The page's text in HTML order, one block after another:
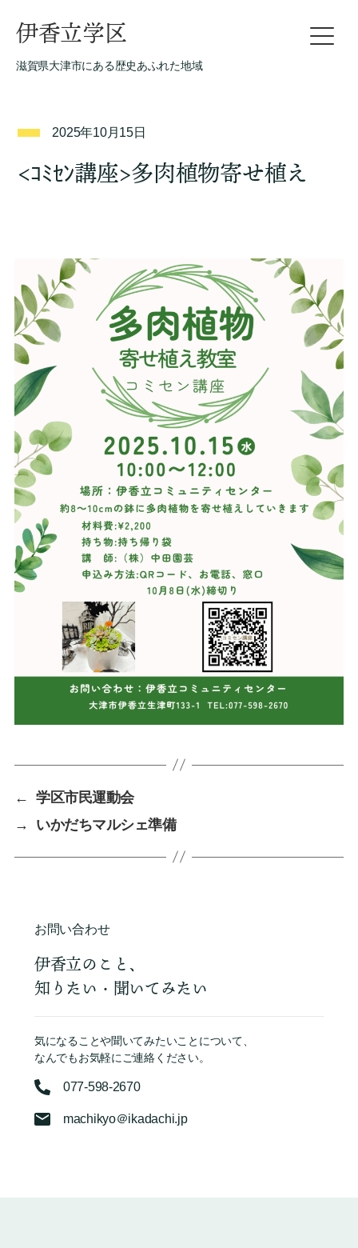
伊香立学区
滋賀県大津市にある歴史あふれた地域
2025年10月15日
<ｺﾐｾﾝ講座>多肉植物寄せ植え
←
学区市民運動会
→
いかだちマルシェ準備
お問い合わせ
伊香立のこと、
知りたい・聞いてみたい
気になることや聞いてみたいことについて、
なんでもお気軽にご連絡ください。
077-598-2670
machikyo＠ikadachi.jp